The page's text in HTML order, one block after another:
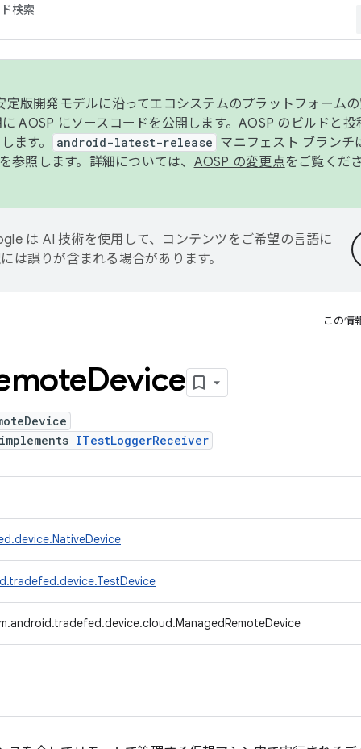
検索
定版開発モデルに沿ってエコシステムのプラットフォーム
AOSP にソースコードを公開します。AOSP のビルドと投
ます。
android-latest-release マニフェスト ブランチ
参照します。詳細については、 AOSP の変更点をご覧くだ
は AI 技術を使用して、コンテンツをご希望の言語に
は誤りが含まれる場合があります。
この情
Device
implements ITestLoggerReceiver